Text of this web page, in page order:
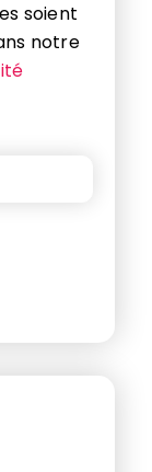
soient
notre